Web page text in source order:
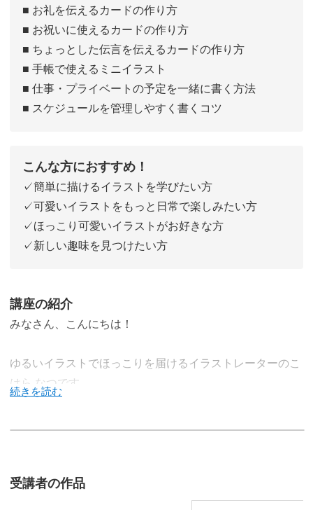
■ お礼を伝えるカードの作り方
■ お祝いに使えるカードの作り方
■ ちょっとした伝言を伝えるカードの作り方
■ 手帳で使えるミニイラスト
■ 仕事・プライベートの予定を一緒に書く方法
■ スケジュールを管理しやすく書くコツ
こんな方におすすめ！
✓簡単に描けるイラストを学びたい方
✓可愛いイラストをもっと日常で楽しみたい方
✓ほっこり可愛いイラストがお好きな方
✓新しい趣味を見つけたい方
講座の紹介
みなさん、こんにちは！
ゆるいイラストでほっこりを届けるイラストレーターのこ
はら なつです。
テンツを発信しています。
受講者の作品